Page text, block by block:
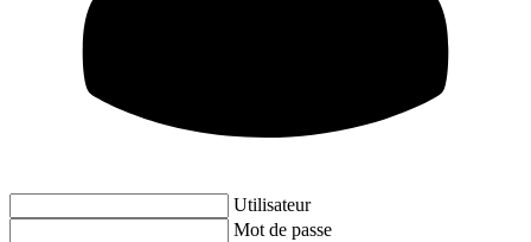
Utilisateur
Mot de passe